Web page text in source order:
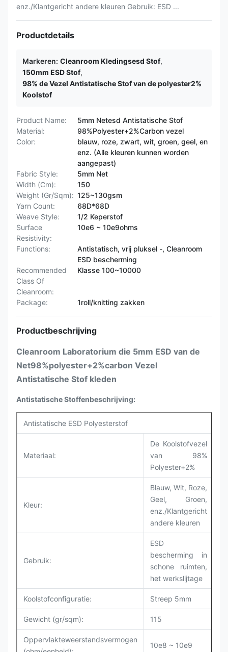
enz./Klantgericht andere kleuren Gebruik: ESD ...
Productdetails
Markeren: Cleanroom Kledingsesd Stof,
150mm ESD Stof,
98% de Vezel Antistatische Stof van de polyester2%
Koolstof
Product Name:
5mm Netesd Antistatische Stof
Material:
98%Polyester+2%Carbon vezel
Color:
blauw, roze, zwart, wit, groen, geel, en
enz. (Alle kleuren kunnen worden
aangepast)
Fabric Style:
5mm Net
Width (Cm):
150
Weight (Gr/Sqm): 125~130gsm
Yarn Count:
68D*68D
Weave Style:
1/2 Keperstof
Surface
Resistivity:
10e6 ~ 10e9ohms
Functions:
Antistatisch, vrij pluksel -, Cleanroom
ESD bescherming
Recommended
Class Of
Cleanroom:
Klasse 100~10000
Package: 1roll/knitting zakken
Productbeschrijving
Cleanroom Laboratorium die 5mm ESD van de
Net98%polyester+2%carbon Vezel
Antistatische Stof kleden
Antistatische Stoffenbeschrijving:
Antistatische ESD Polyesterstof
Materiaal:
De Koolstofvezel
van 98%
Polyester+2%
Kleur:
Blauw, Wit, Roze,
Geel, Groen,
enz./Klantgericht
andere kleuren
Gebruik:
ESD
bescherming in
schone ruimten,
het werkslijtage
Koolstofconfiguratie: Streep 5mm
Gewicht (gr/sqm): 115
Oppervlakteweerstandsvermogen
10e8 ~ 10e9